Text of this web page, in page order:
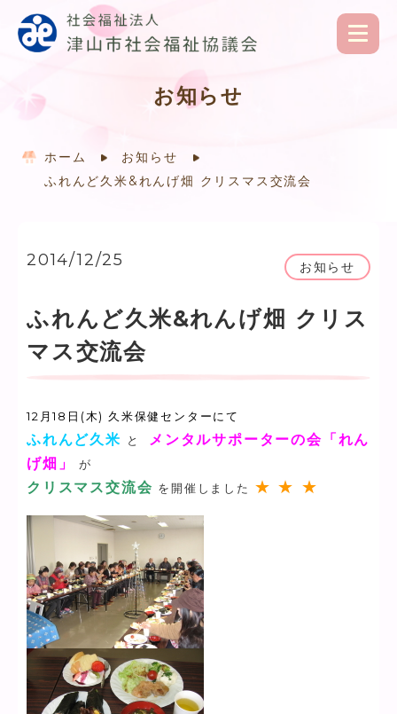
お知らせ
ホーム
お知らせ
ふれんど久米&れんげ畑 クリスマス交流会
2014/12/25 お知らせ
ふれんど久米&れんげ畑 クリス
マス交流会
12月18日(木) 久米保健センターにて
ふれんど久米 と
メンタルサポーターの会「れん
げ畑」
が
クリスマス交流会 を開催しました ★ ★ ★